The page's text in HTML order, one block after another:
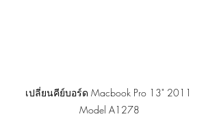
เปลี่ยนคีย์บอร์ด Macbook Pro 13" 2011
Model A1278